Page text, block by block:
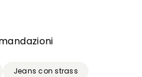
Jeans con strass